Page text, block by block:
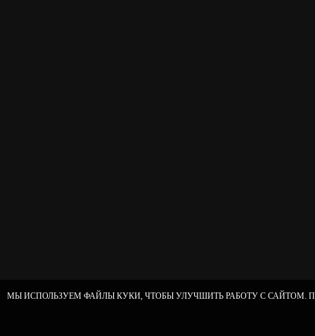
МЫ ИСПОЛЬЗУЕМ ФАЙЛЫ КУКИ, ЧТОБЫ УЛУЧШИТЬ РАБОТУ С САЙТОМ.